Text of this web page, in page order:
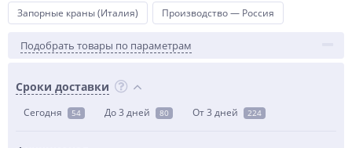
Запорные краны (Италия) Производство — Россия
Подобрать товары по параметрам
Сроки доставки
Сегодня 54 До 3 дней 80 От 3 дней 224